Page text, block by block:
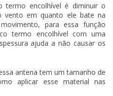
termo encolhível é diminuir o
vento em quanto ele bate na
para essa função
termo encolhível com uma
ajuda a não causar os
antena tem um tamanho de
aplicar esse material nas